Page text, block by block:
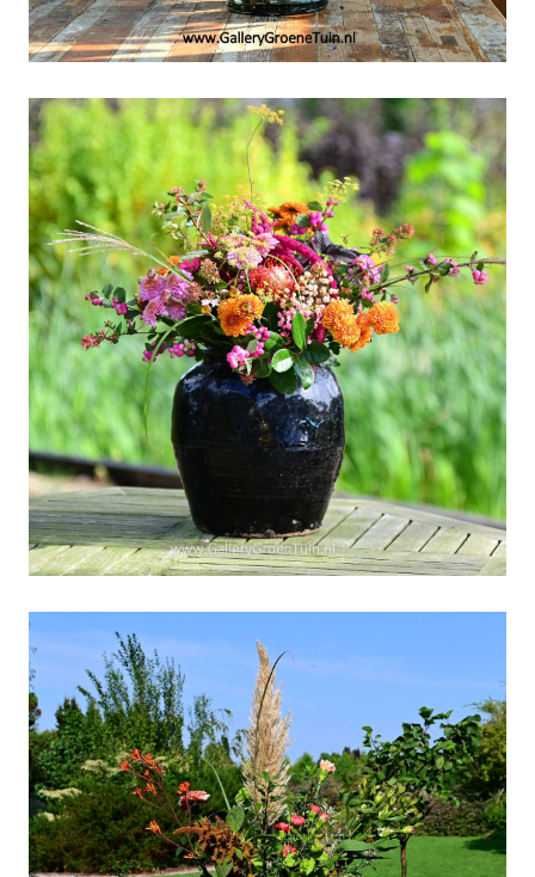
Weekboeket week 38
Weekboeket week 37